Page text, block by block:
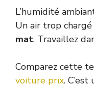
L’humidité
Un air trop chargé
mat. Travaillez
Comparez cette
voiture prix. C’est